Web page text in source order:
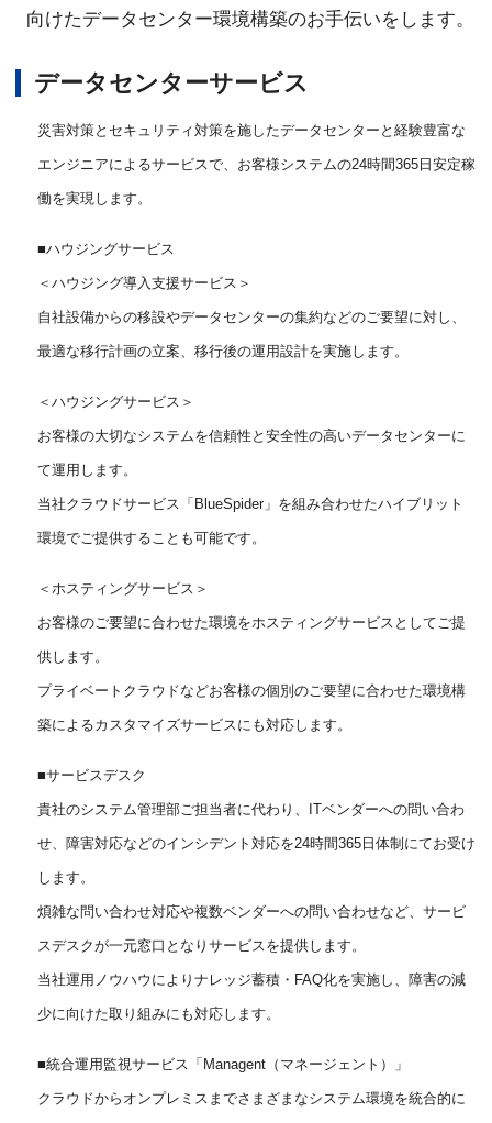
向けたデータセンター環境構築のお手伝いをします。
データセンターサービス
災害対策とセキュリティ対策を施したデータセンターと経験豊富な
エンジニアによるサービスで、お客様システムの24時間365日安定稼
働を実現します。
■ハウジングサービス
＜ハウジング導入支援サービス＞
自社設備からの移設やデータセンターの集約などのご要望に対し、
最適な移行計画の立案、移行後の運用設計を実施します。
＜ハウジングサービス＞
お客様の大切なシステムを信頼性と安全性の高いデータセンターに
て運用します。
当社クラウドサービス「BlueSpider」を組み合わせたハイブリット
環境でご提供することも可能です。
＜ホスティングサービス＞
お客様のご要望に合わせた環境をホスティングサービスとしてご提
供します。
プライベートクラウドなどお客様の個別のご要望に合わせた環境構
築によるカスタマイズサービスにも対応します。
■サービスデスク
貴社のシステム管理部ご担当者に代わり、ITベンダーへの問い合わ
せ、障害対応などのインシデント対応を24時間365日体制にてお受け
します。
煩雑な問い合わせ対応や複数ベンダーへの問い合わせなど、サービ
スデスクが一元窓口となりサービスを提供します。
当社運用ノウハウによりナレッジ蓄積・FAQ化を実施し、障害の減
少に向けた取り組みにも対応します。
■統合運用監視サービス「Managent（マネージェント）」
クラウドからオンプレミスまでさまざまなシステム環境を統合的に